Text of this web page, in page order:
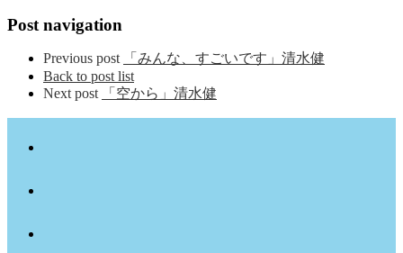
Post navigation
Previous post
「みんな、すごいです」清水健
Back to post list
Next post
「空から」清水健